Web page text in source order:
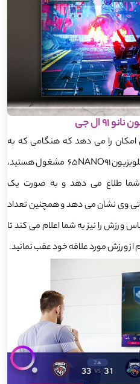
ال جی
امکان را می دهد که هنگامی که به
تماشای فیلم و یا کار های دیگر در تلویزیون 65NANO91 مشغول هستید،
شما طلاع می دهد و به صورت یک
وی نشان می دهد و همچنین تعداد
را نیز به شما اعلام می کند تا
ورزش مورد علاقه خود عقب نمانید.